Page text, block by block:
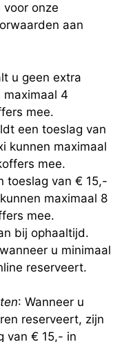
voor onze
aan
u geen extra
maximaal 4
mee.
een toeslag van
kunnen maximaal
mee.
toeslag van € 15,-
maximaal 8
mee.
bij ophaaltijd.
u minimaal
reserveert.
: Wanneer u
reserveert, zijn
van € 15,- in